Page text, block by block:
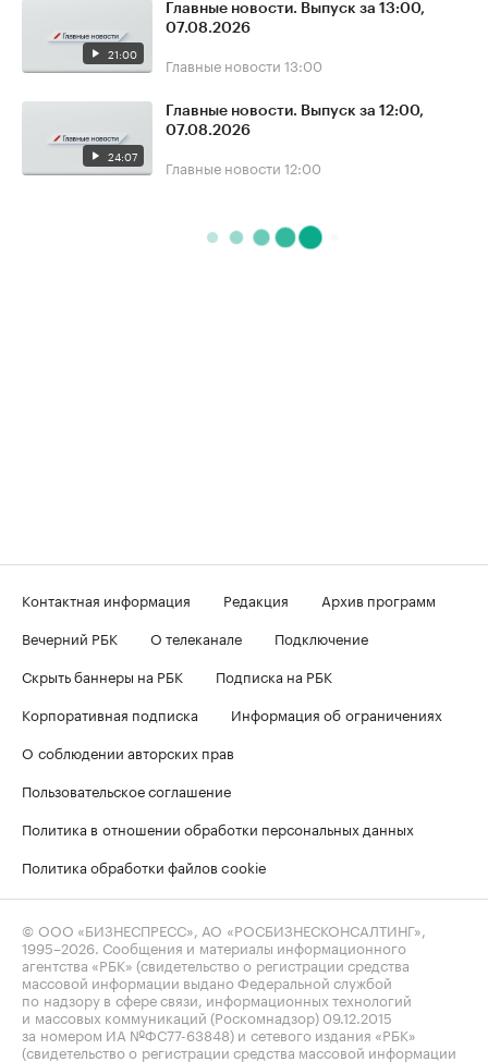
21:00
Главные новости. Выпуск за 13:00,
07.08.2026
Главные новости 13:00
24:07
Главные новости. Выпуск за 12:00,
07.08.2026
Главные новости 12:00
Контактная информация Редакция
Архив программ
Вечерний РБК
О телеканале
Подключение
Скрыть баннеры на РБК
Подписка на РБК
Корпоративная подписка
Информация об ограничениях
О соблюдении авторских прав
Пользовательское соглашение
Политика в отношении обработки персональных данных
Политика обработки файлов cookie
© ООО «БИЗНЕСПРЕСС», АО «РОСБИЗНЕСКОНСАЛТИНГ»,
1995–2026 . Сообщения и материалы информационного
агентства «РБК» (свидетельство о регистрации средства
массовой информации выдано Федеральной службой
по надзору в сфере связи, информационных технологий
и массовых коммуникаций (Роскомнадзор) 09.12.2015
за номером ИА №ФС77-63848) и сетевого издания «РБК»
(свидетельство о регистрации средства массовой информации